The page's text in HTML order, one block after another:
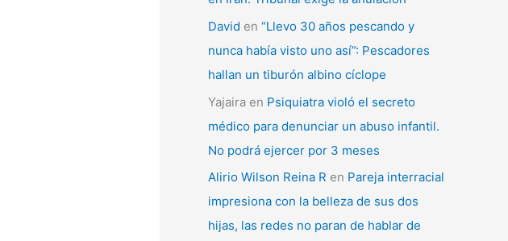
David en “Llevo 30 años pescando y
nunca había visto uno así”: Pescadores
hallan un tiburón albino cíclope
Yajaira en Psiquiatra violó el secreto
médico para denunciar un abuso infantil.
No podrá ejercer por 3 meses
Alirio Wilson Reina R en Pareja interracial
impresiona con la belleza de sus dos
hijas, las redes no paran de hablar de